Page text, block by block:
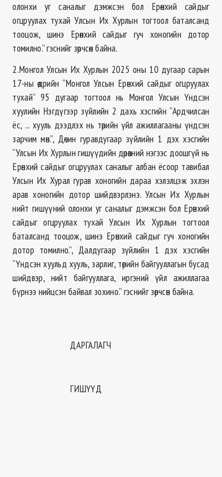
олонхи уг саналыг дэмжсэн бол Ерөнхий сайдыг
огцруулах тухай Улсын Их Хурлын тогтоол баталсанд
тооцож, шинэ Ерөнхий сайдыг гуч хоногийн дотор
томилно.” гэснийг зөрчсөн байна.
2.Монгол Улсын Их Хурлын 2025 оны 10 дугаар сарын
17-ны өдрийн “Монгол Улсын Ерөнхий сайдыг огцруулах
тухай” 95 дугаар тогтоол нь Монгол Улсын Үндсэн
хуулийн Нэгдүгээр зүйлийн 2 дахь хэсгийн “Ардчилсан
ёс, ... хууль дээдлэх нь төрийн үйл ажиллагааны үндсэн
зарчим мөн.”, Дөчин гуравдугаар зүйлийн 1 дэх хэсгийн
“Улсын Их Хурлын гишүүдийн дөрөвний нэгээс доошгүй нь
Ерөнхий сайдыг огцруулах саналыг албан ёсоор тавибал
Улсын Их Хурал гурав хоногийн дараа хэлэлцэж эхлэн
арав хоногийн дотор шийдвэрлэнэ. Улсын Их Хурлын
нийт гишүүний олонхи уг саналыг дэмжсэн бол Ерөнхий
сайдыг огцруулах тухай Улсын Их Хурлын тогтоол
баталсанд тооцож, шинэ Ерөнхий сайдыг гуч хоногийн
дотор томилно.”, Далдугаар зүйлийн 1 дэх хэсгийн
“Үндсэн хуульд хууль, зарлиг, төрийн байгууллагын бусад
шийдвэр, нийт байгууллага, иргэний үйл ажиллагаа
бүрнээ нийцсэн байвал зохино.” гэснийг зөрчсөн байна.
ДАРГАЛАГЧ
ГИШҮҮД